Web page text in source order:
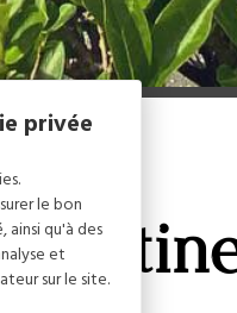
le bon
qu'à des
et
sur le site.